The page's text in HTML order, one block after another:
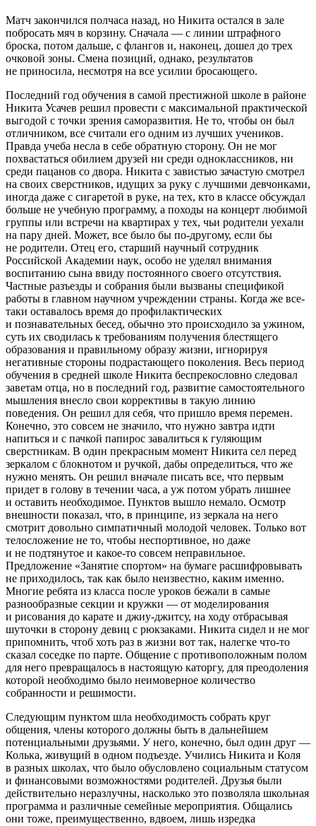
Матч закончился полчаса назад, но Никита остался в зале
побросать мяч в корзину. Сначала — с линии штрафного
броска, потом дальше, с флангов и, наконец, дошел до трех
очковой зоны. Смена позиций, однако, результатов
не приносила, несмотря на все усилии бросающего.
Последний год обучения в самой престижной школе в районе
Никита Усачев решил провести с максимальной практической
выгодой с точки зрения саморазвития. Не то, чтобы он был
отличником, все считали его одним из лучших учеников.
Правда учеба несла в себе обратную сторону. Он не мог
похвастаться обилием друзей ни среди одноклассников, ни
среди пацанов со двора. Никита с завистью зачастую смотрел
на своих сверстников, идущих за руку с лучшими девчонками,
иногда даже с сигаретой в руке, на тех, кто в классе обсуждал
больше не учебную программу, а походы на концерт любимой
группы или встречи на квартирах у тех, чьи родители уехали
на пару дней. Может, все было бы по-другому, если бы
не родители. Отец его, старший научный сотрудник
Российской Академии наук, особо не уделял внимания
воспитанию сына ввиду постоянного своего отсутствия.
Частные разъезды и собрания были вызваны спецификой
работы в главном научном учреждении страны. Когда же все-
таки оставалось время до профилактических
и познавательных бесед, обычно это происходило за ужином,
суть их сводилась к требованиям получения блестящего
образования и правильному образу жизни, игнорируя
негативные стороны подрастающего поколения. Весь период
обучения в средней школе Никита беспрекословно следовал
заветам отца, но в последний год, развитие самостоятельного
мышления внесло свои коррективы в такую линию
поведения. Он решил для себя, что пришло время перемен.
Конечно, это совсем не значило, что нужно завтра идти
напиться и с пачкой папирос завалиться к гуляющим
сверстникам. В один прекрасным момент Никита сел перед
зеркалом с блокнотом и ручкой, дабы определиться, что же
нужно менять. Он решил вначале писать все, что первым
придет в голову в течении часа, а уж потом убрать лишнее
и оставить необходимое. Пунктов вышло немало. Осмотр
внешности показал, что, в принципе, из зеркала на него
смотрит довольно симпатичный молодой человек. Только вот
телосложение не то, чтобы неспортивное, но даже
и не подтянутое и какое-то совсем неправильное.
Предложение «Занятие спортом» на бумаге расшифровывать
не приходилось, так как было неизвестно, каким именно.
Многие ребята из класса после уроков бежали в самые
разнообразные секции и кружки — от моделирования
и рисования до карате и джиу-джитсу, на ходу отбрасывая
шуточки в сторону девиц с рюкзаками. Никита сидел и не мог
припомнить, чтоб хоть раз в жизни вот так, налегке что-то
сказал соседке по парте. Общение с противоположным полом
для него превращалось в настоящую каторгу, для преодоления
которой необходимо было неимоверное количество
собранности и решимости.
Следующим пунктом шла необходимость собрать круг
общения, члены которого должны быть в дальнейшем
потенциальными друзьями. У него, конечно, был один друг —
Колька, живущий в одном подъезде. Учились Никита и Коля
в разных школах, что было обусловлено социальным статусом
и финансовыми возможностями родителей. Друзья были
действительно неразлучны, насколько это позволяла школьная
программа и различные семейные мероприятия. Общались
они тоже, преимущественно, вдвоем, лишь изредка